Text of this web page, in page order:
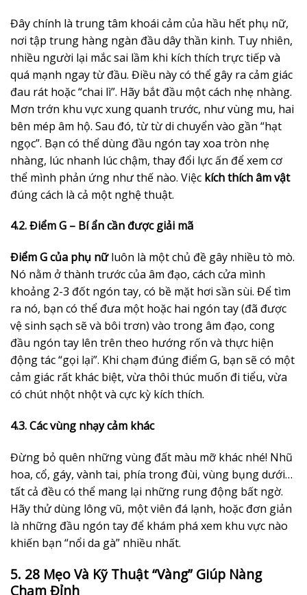
Đây chính là trung tâm khoái cảm của hầu hết phụ nữ,
nơi tập trung hàng ngàn đầu dây thần kinh. Tuy nhiên,
nhiều người lại mắc sai lầm khi kích thích trực tiếp và
quá mạnh ngay từ đầu. Điều này có thể gây ra cảm giác
đau rát hoặc “chai lì”. Hãy bắt đầu một cách nhẹ nhàng.
Mơn trớn khu vực xung quanh trước, như vùng mu, hai
bên mép âm hộ. Sau đó, từ từ di chuyển vào gần “hạt
ngọc”. Bạn có thể dùng đầu ngón tay xoa tròn nhẹ
nhàng, lúc nhanh lúc chậm, thay đổi lực ấn để xem cơ
thể mình phản ứng như thế nào. Việc kích thích âm vật
đúng cách là cả một nghệ thuật.
4.2. Điểm G – Bí ẩn cần được giải mã
Điểm G của phụ nữluôn là một chủ đề gây nhiều tò mò.
Nó nằm ở thành trước của âm đạo, cách cửa mình
khoảng 2-3 đốt ngón tay, có bề mặt hơi sần sùi. Để tìm
ra nó, bạn có thể đưa một hoặc hai ngón tay (đã được
vệ sinh sạch sẽ và bôi trơn) vào trong âm đạo, cong
đầu ngón tay lên trên theo hướng rốn và thực hiện
động tác “gọi lại”. Khi chạm đúng điểm G, bạn sẽ có một
cảm giác rất khác biệt, vừa thôi thúc muốn đi tiểu, vừa
có chút nhột nhột và cực kỳ kích thích.
4.3. Các vùng nhạy cảm khác
Đừng bỏ quên những vùng đất màu mỡ khác nhé! Nhũ
hoa, cổ, gáy, vành tai, phía trong đùi, vùng bụng dưới…
tất cả đều có thể mang lại những rung động bất ngờ.
Hãy thử dùng lông vũ, một viên đá lạnh, hoặc đơn giản
là những đầu ngón tay để khám phá xem khu vực nào
khiến bạn “nổi da gà” nhiều nhất.
5. 28 Mẹo Và Kỹ Thuật “Vàng” Giúp Nàng
Chạm Đỉnh